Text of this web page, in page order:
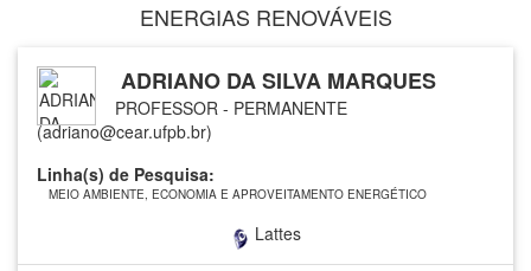
ENERGIAS RENOVÁVEIS
ADRIANO DA SILVA MARQUES
PROFESSOR - PERMANENTE
(adriano@cear.ufpb.br)
Linha(s) de Pesquisa:
MEIO AMBIENTE, ECONOMIA E APROVEITAMENTO ENERGÉTICO
Lattes